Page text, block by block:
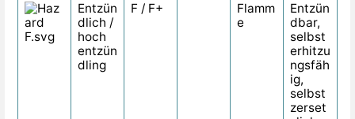
Entzün
dlich /
hoch
entzün
dling
F / F+
Flamm
e
Entzün
dbar,
selbst
erhitzu
ngsfäh
ig,
selbst
zerset